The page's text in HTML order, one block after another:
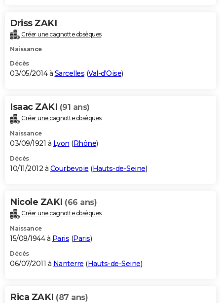
Driss ZAKI
Créer une cagnotte obsèques
Naissance
Décès
03/05/2014 à Sarcelles (Val-d'Oise)
Isaac ZAKI (91 ans)
Créer une cagnotte obsèques
Naissance
03/09/1921 à Lyon (Rhône)
Décès
10/11/2012 à Courbevoie (Hauts-de-Seine)
Nicole ZAKI (66 ans)
Créer une cagnotte obsèques
Naissance
15/08/1944 à Paris (Paris)
Décès
06/07/2011 à Nanterre (Hauts-de-Seine)
Rica ZAKI (87 ans)